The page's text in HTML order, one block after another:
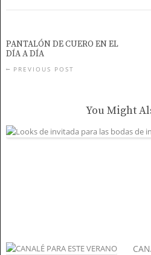
PANTALÓN DE CUERO EN EL
DÍA A DÍA
PREVIOUS POST
You Might